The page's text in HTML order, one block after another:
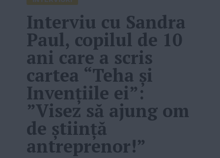
Interviu cu Sandra
Paul, copilul de 10
ani care a scris
cartea “Teha și
Invențiile ei”:
”Visez să ajung om
de știință
antreprenor!”